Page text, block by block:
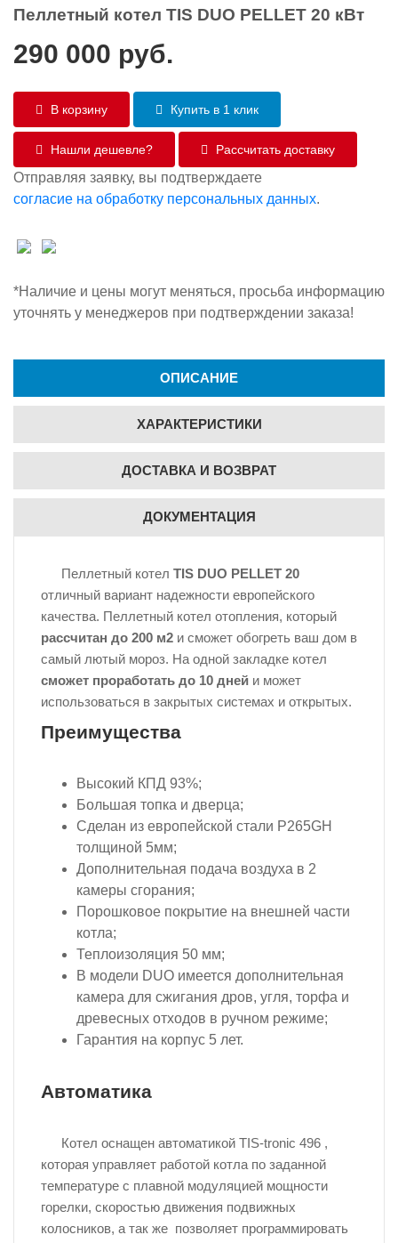
Пеллетный котел TIS DUO PELLET 20 кВт
290 000 руб.
В корзину Купить в 1 клик
Нашли дешевле? Рассчитать доставку
Отправляя заявку, вы подтверждаете
согласие на обработку персональных данных.
*Наличие и цены могут меняться, просьба информацию
уточнять у менеджеров при подтверждении заказа!
ОПИСАНИЕ
ХАРАКТЕРИСТИКИ
ДОСТАВКА И ВОЗВРАТ
ДОКУМЕНТАЦИЯ
Пеллетный котел TIS DUO PELLET20
отличный вариант надежности европейского
качества. Пеллетный котел отопления, который
рассчитан до 200 м2 и сможет обогреть ваш дом в
самый лютый мороз. На одной закладке котел
сможет проработать до 10 дней и может
использоваться в закрытых системах и открытых.
Преимущества
Высокий КПД 93%;
Большая топка и дверца;
Сделан из европейской стали P265GH
толщиной 5мм;
Дополнительная подача воздуха в 2
камеры сгорания;
Порошковое покрытие на внешней части
котла;
Теплоизоляция 50 мм;
В модели DUO имеется дополнительная
камера для сжигания дров, угля, торфа и
древесных отходов в ручном режиме;
Гарантия на корпус 5 лет.
Автоматика
Котел оснащен автоматикой TIS-tronic 496 ,
которая управляет работой котла по заданной
температуре с плавной модуляцией мощности
горелки, скоростью движения подвижных
колосников, а так же позволяет программировать